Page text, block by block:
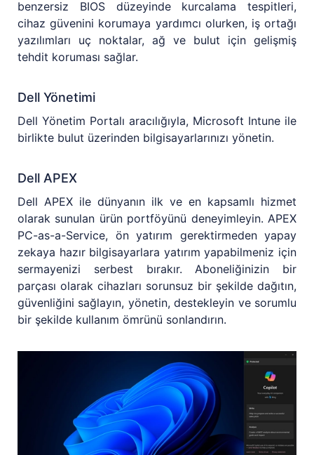
benzersiz BIOS düzeyinde kurcalama tespitleri,
cihaz güvenini korumaya yardımcı olurken, iş ortağı
yazılımları uç noktalar, ağ ve bulut için gelişmiş
tehdit koruması sağlar.
Dell Yönetimi
Dell Yönetim Portalı aracılığıyla, Microsoft Intune ile
birlikte bulut üzerinden bilgisayarlarınızı yönetin.
Dell APEX
Dell APEX ile dünyanın ilk ve en kapsamlı hizmet
olarak sunulan ürün portföyünü deneyimleyin. APEX
PC-as-a-Service, ön yatırım gerektirmeden yapay
zekaya hazır bilgisayarlara yatırım yapabilmeniz için
sermayenizi serbest bırakır. Aboneliğinizin bir
parçası olarak cihazları sorunsuz bir şekilde dağıtın,
güvenliğini sağlayın, yönetin, destekleyin ve sorumlu
bir şekilde kullanım ömrünü sonlandırın.